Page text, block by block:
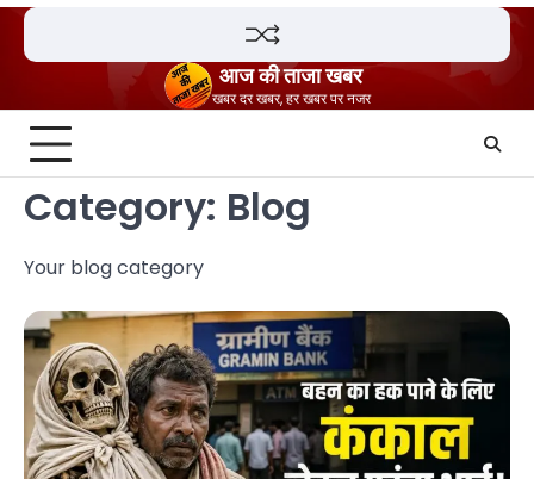
Skip
content
आज की ताजा खबर
खबर दर खबर, हर खबर पर नजर
Category: Blog
Your blog category